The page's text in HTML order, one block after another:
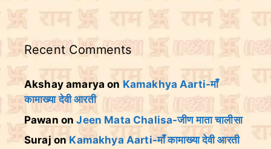
Recent Comments
Akshay amarya on Kamakhya Aarti-माँ
कामाख्या देवी आरती
Pawan onJeen Mata Chalisa-जीण माता चालीसा
Suraj on Kamakhya Aarti-माँ कामाख्या देवी आरती